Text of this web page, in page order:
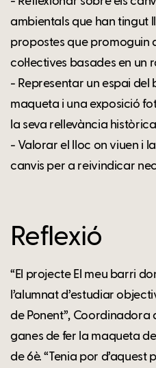
ambientals que han tingut
propostes que promoguin
col·lectives basades en un
- Representar un espai
maqueta i una exposició
la seva rellevància
- Valorar el lloc on viuen i
canvis per a reivindicar
Reflexió
“El projecte El meu barri
l’alumnat d’estudiar
de Ponent”, Coordinadora
ganes de fer la maqueta
de 6è. “Tenia por d’aquest